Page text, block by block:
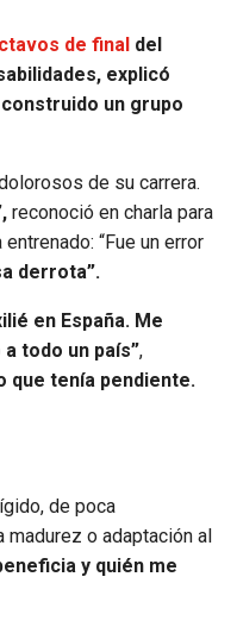
de final del
explicó
un grupo
de su carrera.
reconoció en charla para
“Fue un error
derrota”.
en España. Me
todo un país”,
que tenía pendiente.
de poca
madurez o adaptación al
y quién me